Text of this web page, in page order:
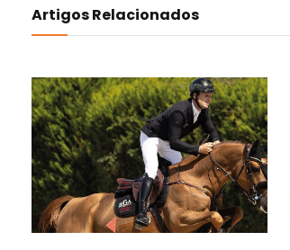
Artigos Relacionados